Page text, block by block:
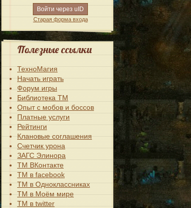
Войти через uID
Старая форма входа
Полезные ссылки
ТехноМагия
Начать играть
Форум игры
Библиотека ТМ
Опыт с мобов и боссов
Платные услуги
Рейтинги
Клановые соглашения
Счетчик урона
ЗАГС Элинора
ТМ ВКонтакте
ТМ в facebook
ТМ в Одноклассниках
ТМ в Моём мире
ТМ в twitter